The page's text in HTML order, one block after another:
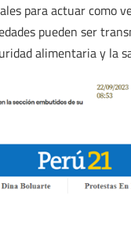
para actuar como
pueden ser
alimentaria y la